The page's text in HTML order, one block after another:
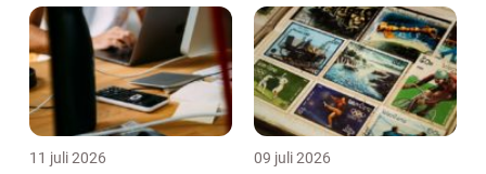
11 juli 2026 09 juli 2026